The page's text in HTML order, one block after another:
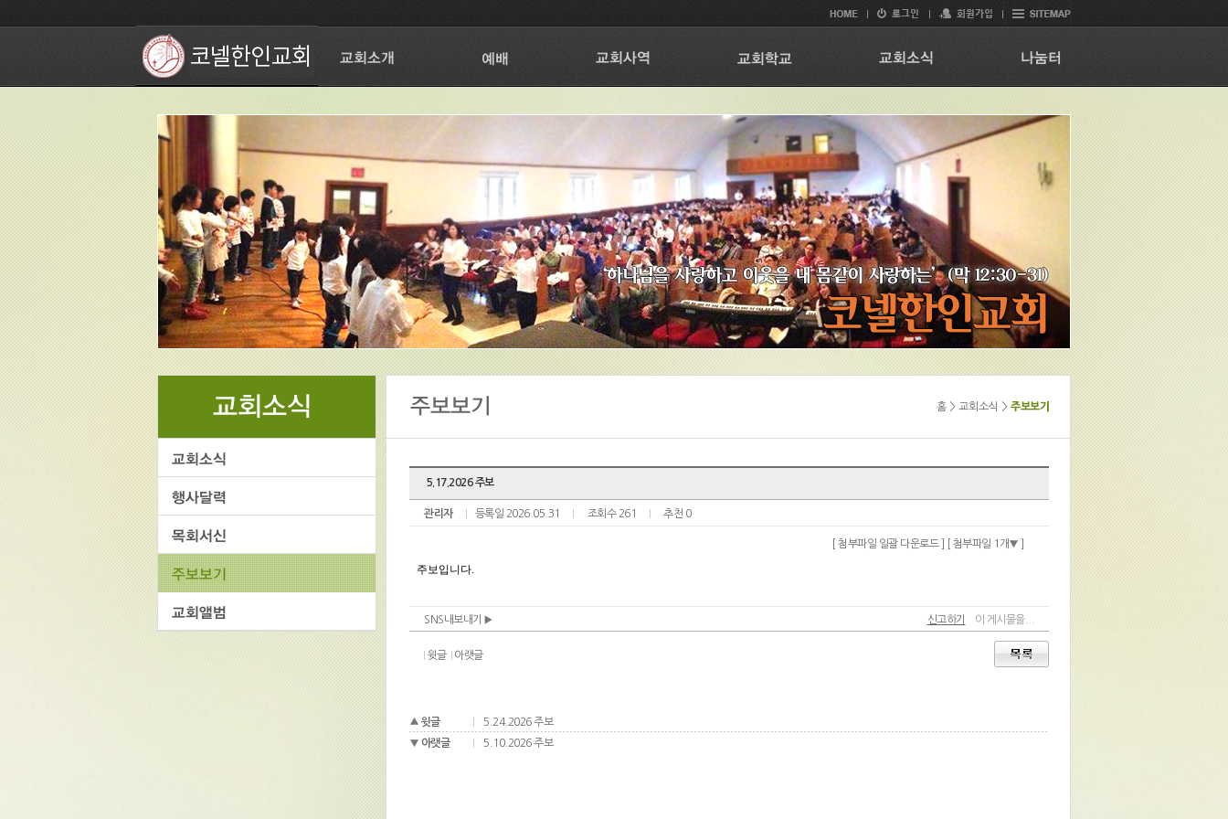
홈 > 교회소식 > 주보보기
5.17.2026 주보
관리자 등록일 2026.05.31 조회수 261 추천 0
[ 첨부파일 일괄 다운로드 ] [ 첨부파일 1개
SNS내보내기 신고하기 이 게시물을...
윗글 아랫글
윗글
5.24.2026 주보
아랫글
5.10.2026 주보